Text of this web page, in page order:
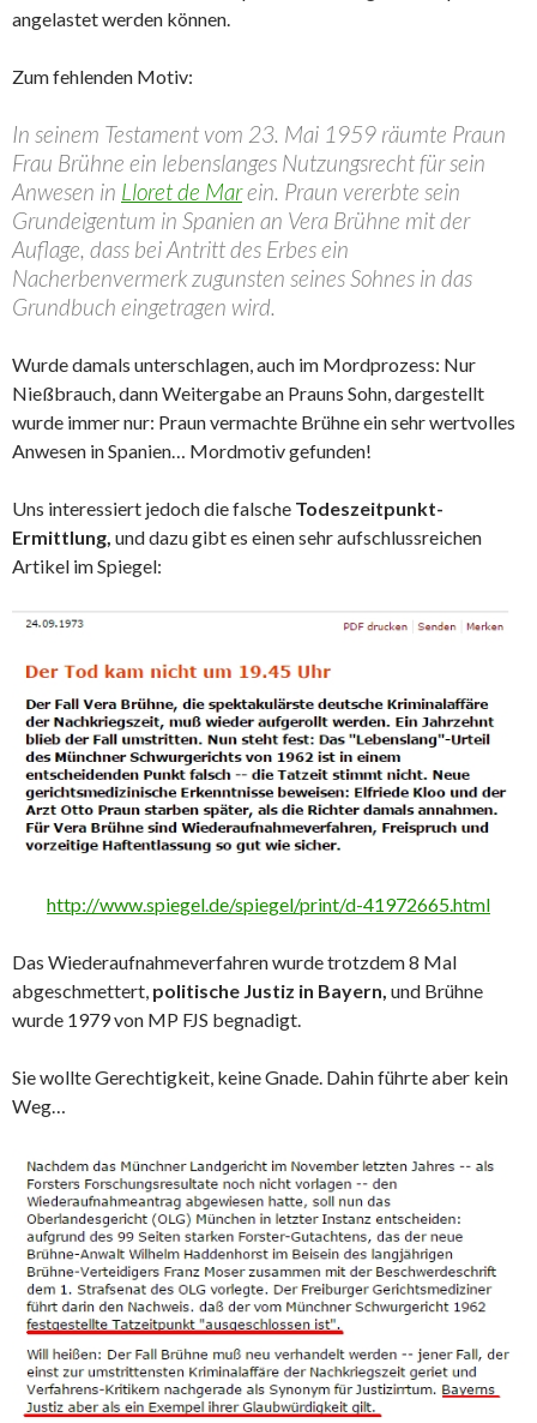
angelastet werden können.
Zum fehlenden Motiv:
In seinem Testament vom 23. Mai 1959 räumte Praun
Frau Brühne ein lebenslanges Nutzungsrecht für sein
Anwesen in Lloret de Marein. Praun vererbte sein
Grundeigentum in Spanien an Vera Brühne mit der
Auflage, dass bei Antritt des Erbes ein
Nacherbenvermerk zugunsten seines Sohnes in das
Grundbuch eingetragen wird.
Wurde damals unterschlagen, auch im Mordprozess: Nur
Nießbrauch, dann Weitergabe an Prauns Sohn, dargestellt
wurde immer nur: Praun vermachte Brühne ein sehr wertvolles
Anwesen in Spanien… Mordmotiv gefunden!
Uns interessiert jedoch die falsche Todeszeitpunkt-
Ermittlung, und dazu gibt es einen sehr aufschlussreichen
Artikel im Spiegel:
http://www.spiegel.de/spiegel/print/d-41972665.html
Das Wiederaufnahmeverfahren wurde trotzdem 8 Mal
abgeschmettert, politische Justiz in Bayern, und Brühne
wurde 1979 von MP FJS begnadigt.
Sie wollte Gerechtigkeit, keine Gnade. Dahin führte aber kein
Weg…